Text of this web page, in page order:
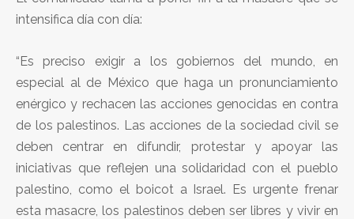
intensifica día con día:
“Es preciso exigir a los gobiernos del mundo, en
especial al de México que haga un pronunciamiento
enérgico y rechacen las acciones genocidas en contra
de los palestinos. Las acciones de la sociedad civil se
deben centrar en difundir, protestar y apoyar las
iniciativas que reflejen una solidaridad con el pueblo
palestino, como el boicot a Israel. Es urgente frenar
esta masacre, los palestinos deben ser libres y vivir en